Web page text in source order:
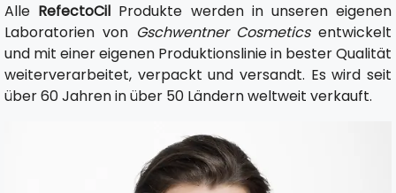
Alle RefectoCil Produkte werden in unseren eigenen
Laboratorien von Gschwentner Cosmeticsentwickelt
und mit einer eigenen Produktionslinie in bester Qualität
weiterverarbeitet, verpackt und versandt. Es wird seit
über 60 Jahren in über 50 Ländern weltweit verkauft.